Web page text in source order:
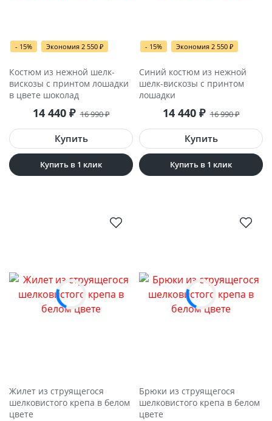
- 15% Экономия 2 550 ₽
Костюм из нежной шелк-
вискозы с принтом лошадки
в цвете шоколад
14 440 ₽ 16 990₽
Купить в 1 клик
- 15% Экономия 2 550 ₽
Синий костюм из нежной
шелк-вискозы с принтом
лошадки
14 440 ₽ 16 990₽
Купить в 1 клик
Жилет из струящегося
шелковистого крепа в белом
цвете
Брюки из струящегося
шелковистого крепа в белом
цвете